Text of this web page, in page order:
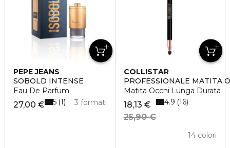
PEPE JEANS
SOBOLD INTENSE
Eau De Parfum
27,00 € 3 formati
5 1
COLLISTAR
PROFESSIONALE MATITA
Matita Occhi Lunga Durata
18,13 €
25,90 €
14 colori
4.9 16